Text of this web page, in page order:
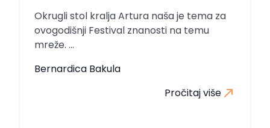
Okrugli stol kralja Artura naša je tema za
ovogodišnji Festival znanosti na temu
mreže. ...
Bernardica Bakula
Pročitaj više